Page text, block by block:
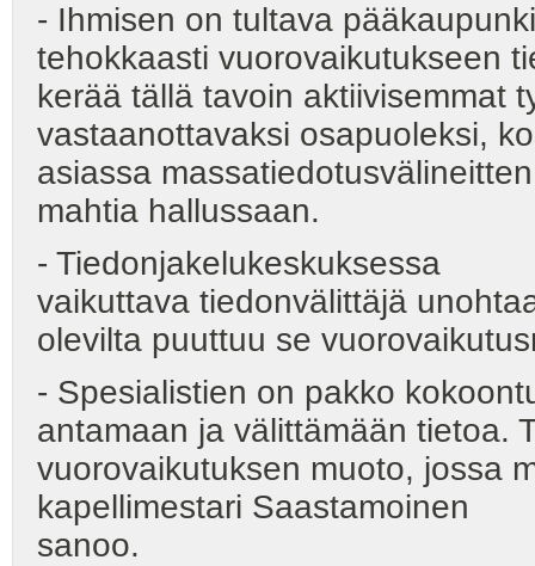
- Ihmisen on tultava
tehokkaasti vuorovaikutukseen
kerää tällä tavoin aktiivisemmat
vastaanottavaksi osapuoleksi,
asiassa massatiedotusvälineitten
mahtia hallussaan.
- Tiedonjakelukeskuksessa
vaikuttava tiedonvälittäjä
olevilta puuttuu se
- Spesialistien on pakko
antamaan ja välittämään tietoa.
vuorovaikutuksen muoto, jossa
kapellimestari Saastamoinen
sanoo.